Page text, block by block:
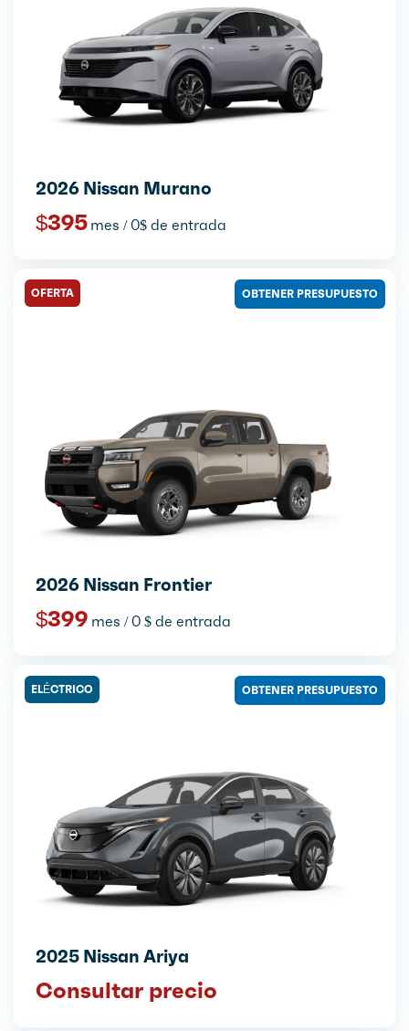
2026 Nissan Murano
$395 mes / 0$ de entrada
OFERTA
2026 Nissan Frontier
$399 mes / 0 $ de entrada
OBTENER PRESUPUESTO
ELÉCTRICO
2025 Nissan Ariya
Consultar precio
OBTENER PRESUPUESTO